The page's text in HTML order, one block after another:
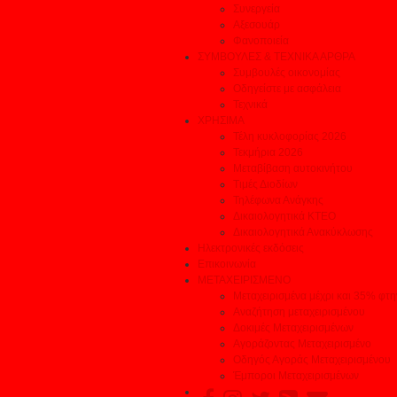
Συνεργεία
Αξεσουάρ
Φανοποιεία
ΣΥΜΒΟΥΛΕΣ & ΤΕΧΝΙΚΑ ΑΡΘΡΑ
Συμβουλές οικονομίας
Οδηγείστε με ασφάλεια
Τεχνικά
ΧΡΗΣΙΜΑ
Τέλη κυκλοφορίας 2026
Τεκμήρια 2026
Μεταβίβαση αυτοκινήτου
Τιμές Διοδίων
Τηλέφωνα Ανάγκης
Δικαιολογητικά ΚΤΕΟ
Δικαιολογητικά Ανακύκλωσης
Ηλεκτρονικές εκδόσεις
Επικοινωνία
ΜΕΤΑΧΕΙΡΙΣΜΕΝΟ
Μεταχειρισμένα μέχρι και 35%
Αναζήτηση μεταχειρισμένου
Δοκιμές Μεταχειρισμένων
Αγοράζοντας Μεταχειρισμένο
Οδηγός Αγοράς Μεταχειρισμένου
Έμποροι Μεταχειρισμένων